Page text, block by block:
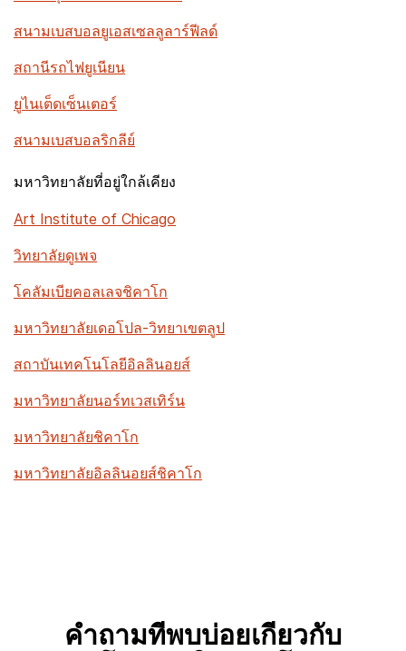
สนามเบสบอลยูเอสเซลลูลาร์ฟีลด์
สถานีรถไฟยูเนียน
ยูไนเต็ดเซ็นเตอร์
สนามเบสบอลริกลีย์
มหาวิทยาลัยที่อยู่ใกล้เคียง
Art Institute of Chicago
วิทยาลัยดูเพจ
โคลัมเบียคอลเลจชิคาโก
มหาวิทยาลัยเดอโปล-วิทยาเขตลูป
สถาบันเทคโนโลยีอิลลินอยส์
มหาวิทยาลัยนอร์ทเวสเทิร์น
มหาวิทยาลัยชิคาโก
มหาวิทยาลัยอิลลินอยส์ชิคาโก
คำถามที่พบบ่อยเกี่ยวกับ